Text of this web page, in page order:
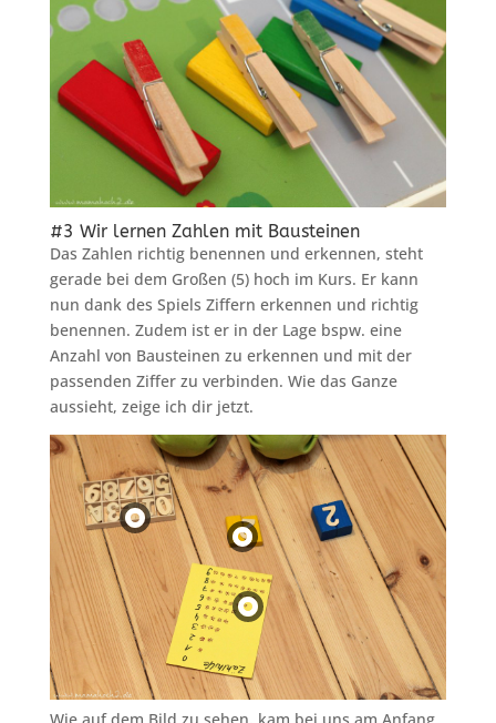
#3 Wir lernen Zahlen mit Bausteinen
Das Zahlen richtig benennen und erkennen, steht
gerade bei dem Großen (5) hoch im Kurs. Er kann
nun dank des Spiels Ziffern erkennen und richtig
benennen. Zudem ist er in der Lage bspw. eine
Anzahl von Bausteinen zu erkennen und mit der
passenden Ziffer zu verbinden. Wie das Ganze
aussieht, zeige ich dir jetzt.